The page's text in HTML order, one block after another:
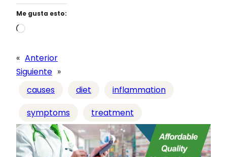
Me gusta esto:
C
r
g
n
d
o
…
« Anterior
Siguiente »
causes
diet
inflammation
symptoms
treatment